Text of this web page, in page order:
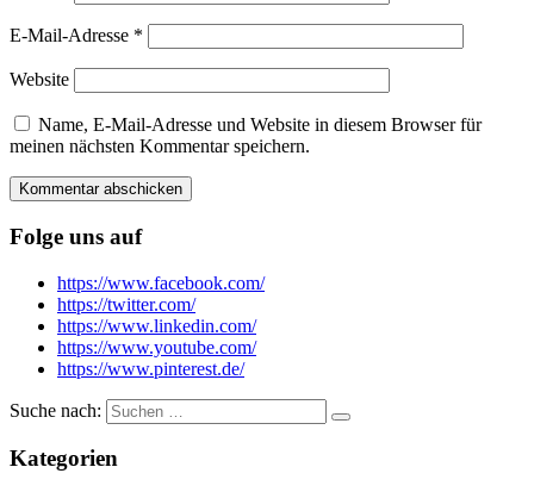
E-Mail-Adresse *
Website
Name, E-Mail-Adresse und Website in diesem Browser für
meinen nächsten Kommentar speichern.
Folge uns auf
https://www.facebook.com/
https://twitter.com/
https://www.linkedin.com/
https://www.youtube.com/
https://www.pinterest.de/
Suche nach:
Kategorien